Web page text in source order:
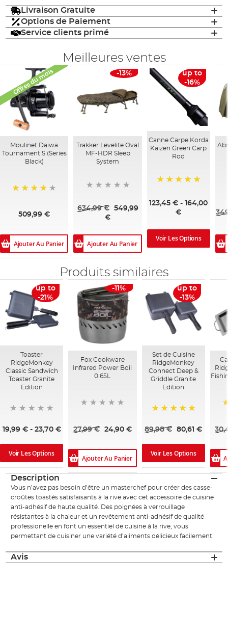
Livraison Gratuite
Options de Paiement
Service clients primé
Meilleures ventes
Offres du mois
Moulinet Daiwa
Tournament S (Series
Black)
509,99 €
Ajouter Au Panier
-13%
Trakker Levelite Oval
MF-HDR Sleep
System
634,99 €
549,99
€
Ajouter Au Panier
up to
-16%
Canne Carpe Korda
Kaizen Green Carp
Rod
123,45 € -164,00
€
Voir Les Options
Produits similaires
up to
-21%
Toaster
RidgeMonkey
Classic Sandwich
Toaster Granite
Edition
19,99 €- 23,70 €
Voir Les Options
-11%
Fox Cookware
Infrared Power Boil
0.65L
27,99 € 24,90 €
Ajouter Au Panier
up to
-13%
Set de Cuisine
RidgeMonkey
Connect Deep &
Griddle Granite
Edition
89,98 €
80,61 €
Voir Les Options
Description
Vous n’avez pas besoin d’être un masterchef pour créer des casse-
croûtes toastés satisfaisants à la rive avec cet accessoire de cuisine
anti-adhésif de haute qualité. Des poignées à verrouillage
résistantes à la chaleur et un revêtement anti-adhésif de qualité
professionelle en font un essentiel de cuisine à la rive, vous
permettant de cuisiner une variété d’aliments délicieux facilement.
Avis